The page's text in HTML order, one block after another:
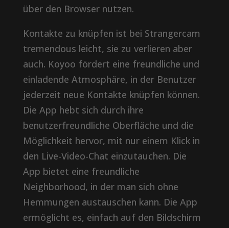
über den Browser nutzen.
Kontakte zu knüpfen ist bei Strangercam
tremendous leicht, sie zu verlieren aber
auch. Koyoo fördert eine freundliche und
einladende Atmosphäre, in der Benutzer
jederzeit neue Kontakte knüpfen können.
Die App hebt sich durch ihre
benutzerfreundliche Oberfläche und die
Möglichkeit hervor, mit nur einem Klick in
den Live-Video-Chat einzutauchen. Die
App bietet eine freundliche
Neighborhood, in der man sich ohne
Hemmungen austauschen kann. Die App
ermöglicht es, einfach auf den Bildschirm